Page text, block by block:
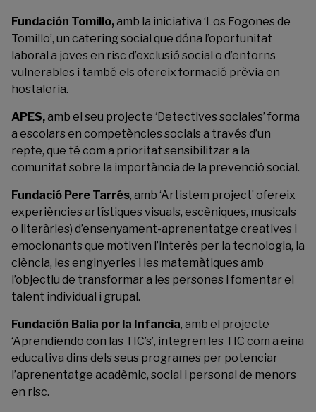
Fundación Tomillo,amb la iniciativa ‘Los Fogones de
Tomillo’, un catering social que dóna l’oportunitat
laboral a joves en risc d’exclusió social o d’entorns
vulnerables i també els ofereix formació prèvia en
hostaleria.
APES,amb el seu projecte ‘Detectives sociales’ forma
a escolars en competències socials a través d’un
repte, que té com a prioritat sensibilitzar a la
comunitat sobre la importància de la prevenció social.
Fundació Pere Tarrés, amb ‘Artistem project’ ofereix
experiències artístiques visuals, escèniques, musicals
o literàries) d’ensenyament-aprenentatge creatives i
emocionants que motiven l’interès per la tecnologia, la
ciència, les enginyeries i les matemàtiques amb
l’objectiu de transformar a les persones i fomentar el
talent individual i grupal.
Fundación Balia por la Infancia, amb el projecte
‘Aprendiendo con las TIC’s’, integren les TIC com a eina
educativa dins dels seus programes per potenciar
l’aprenentatge acadèmic, social i personal de menors
en risc.